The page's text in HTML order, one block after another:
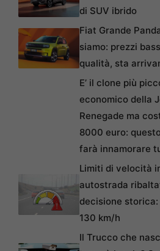
di SUV ibrido
Fiat Grande
siamo: prezzi
qualità, sta
E’ il clone più
economico della
Renegade ma
8000 euro:
farà innamorare
Limiti di velocità
autostrada
decisione storica:
130 km/h
Il Trucco che